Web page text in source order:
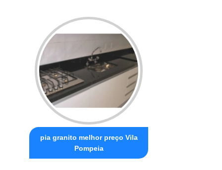
pia granito melhor preço Vila
Pompeia